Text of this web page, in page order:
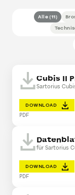
Alle(11)
Cubis II
Sartorius
DOWNLOAD
PDF
für Sartorius
DOWNLOAD
PDF